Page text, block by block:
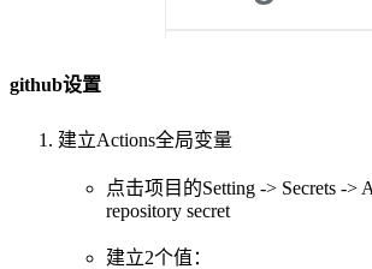
github设置
建立Actions全局变量
点击项目的Setting -> Secrets ->
repository secret
建立2个值：